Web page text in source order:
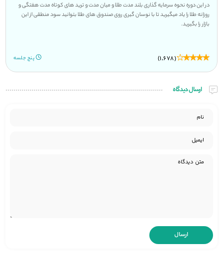
در این دوره نحوه سرمایه گذاری بلند مدت طلا و میان مدت و ترید های کوتاه مدت هفتگی و
روزانه طلا را یاد میگیرید تا با نوسان گیری روی صندوق های طلا بتوانید سود منطقی از این
بازار را بگیرید.
(1,678) پنج جلسه
ارسال دیدگاه